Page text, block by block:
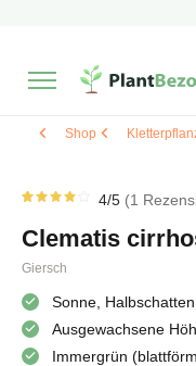
Shop
4.00
von 5
auf
4/5 1
Clematis
Giersch
Sonne,
Ausgewachsene
Immergrün